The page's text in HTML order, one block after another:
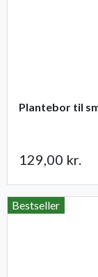
129,00 kr.
Bestseller